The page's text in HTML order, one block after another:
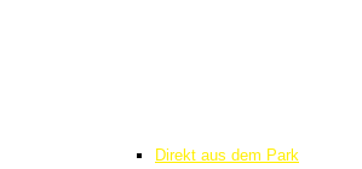
Direkt aus dem Park